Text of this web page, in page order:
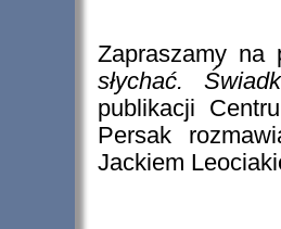
Zapraszamy
słychać.
publikacji
Persak
Jackiem